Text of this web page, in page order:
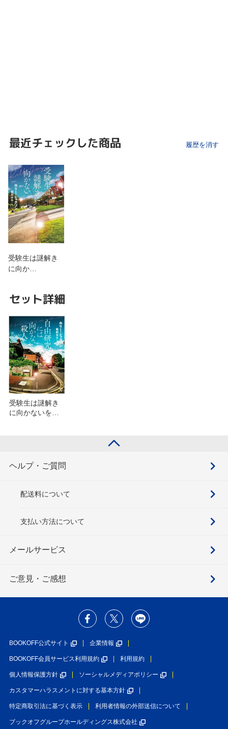
最近チェックした商品 履歴を消す
受験生は謎解き
に向か…
セット詳細
受験生は謎解き
に向かないを含
ヘルプ・ご質問
配送料について
支払い方法について
メールサービス
ご意見・ご感想
BOOKOFF公式サイト 企業情報
BOOKOFF会員サービス利用規約 利用規約
個人情報保護方針 ソーシャルメディアポリシー
カスタマーハラスメントに対する基本方針
特定商取引法に基づく表示 利用者情報の外部送信について
ブックオフグループホールディングス株式会社